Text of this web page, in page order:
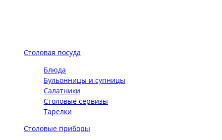
Столовая посуда
Блюда
Бульонницы и супницы
Салатники
Столовые сервизы
Тарелки
Столовые приборы